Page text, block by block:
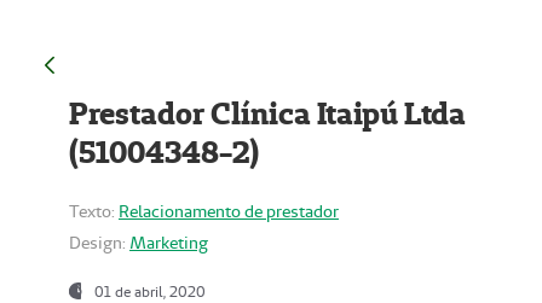
Prestador Clínica Itaipú Ltda
(51004348-2)
Texto: Relacionamento de prestador
Design: Marketing
01 de abril, 2020